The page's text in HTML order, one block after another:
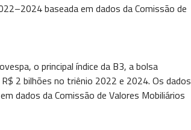
baseada em dados da Comissão de
o principal índice da B3, a bolsa
2 bilhões no triênio 2022 e 2024. Os dados
dados da Comissão de Valores Mobiliários